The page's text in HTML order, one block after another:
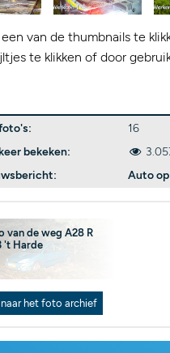
van de thumbnails te
te klikken of door
16
bekeken:
Auto
van de weg A28 R
't Harde
naar het foto archief